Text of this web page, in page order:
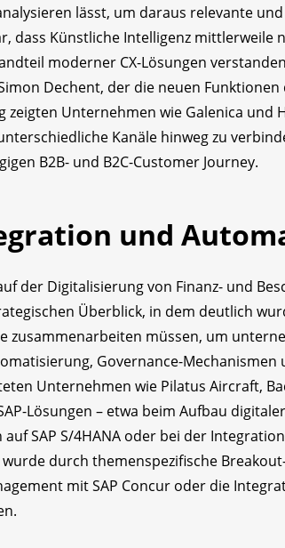
lässt, um daraus relevante
dass Künstliche Intelligenz mittlerweile
moderner CX-Lösungen
Dechent, der die neuen Funktionen
zeigten Unternehmen wie Galenica und
Kanäle hinweg zu
B2B- und B2C-Customer Journey.
und
der Digitalisierung von Finanz- und
Überblick, in dem deutlich
zusammenarbeiten müssen, um
Governance-Mechanismen
Unternehmen wie Pilatus Aircraft,
Lösungen – etwa beim Aufbau digitaler
SAP S/4HANA oder bei der
durch themenspezifische
mit SAP Concur oder die